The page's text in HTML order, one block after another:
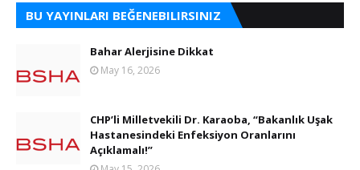
BU YAYINLARI BEĞENEBILIRSINIZ
Bahar Alerjisine Dikkat
May 16, 2026
CHP’li Milletvekili Dr. Karaoba, “Bakanlık Uşak
Hastanesindeki Enfeksiyon Oranlarını
Açıklamalı!”